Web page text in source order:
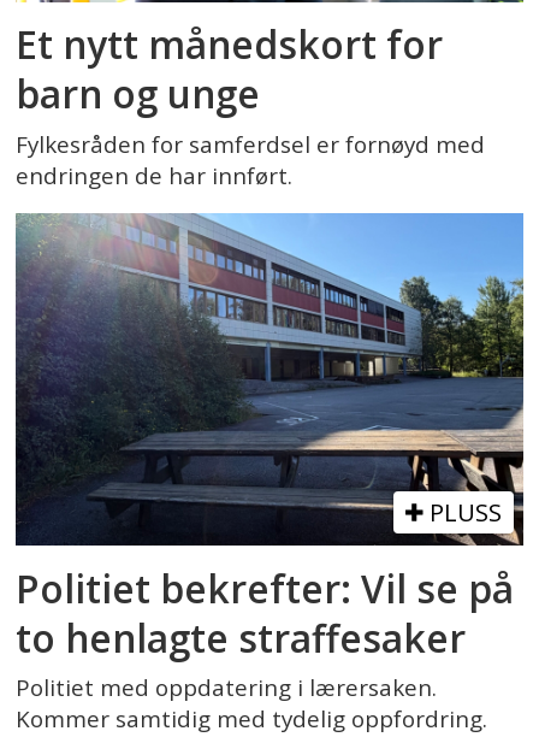
Et nytt månedskort for
barn og unge
Fylkesråden for samferdsel er fornøyd med
endringen de har innført.
PLUSS
Politiet bekrefter: Vil se på
to henlagte straffesaker
Politiet med oppdatering i lærersaken.
Kommer samtidig med tydelig oppfordring.